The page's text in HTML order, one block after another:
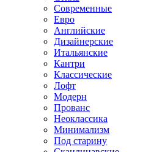
Современные
Евро
Английские
Дизайнерские
Итальянские
Кантри
Классические
Лофт
Модерн
Прованс
Неоклассика
Минимализм
Под старину